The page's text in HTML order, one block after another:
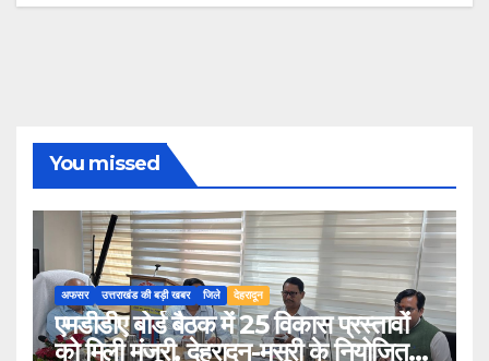
You missed
अफसर उत्तराखंड की बड़ी खबर जिले देहरादून
एमडीडीए बोर्ड बैठक में 25 विकास प्रस्तावों
को मिली मंजूरी, देहरादून-मसूरी के नियोजित